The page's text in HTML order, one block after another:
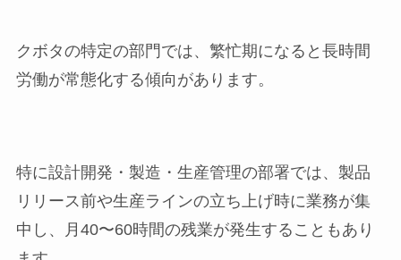
クボタの特定の部門では、繁忙期になると長時間
労働が常態化する傾向があります。
特に設計開発・製造・生産管理の部署では、製品
リリース前や生産ラインの立ち上げ時に業務が集
中し、月40〜60時間の残業が発生することもあり